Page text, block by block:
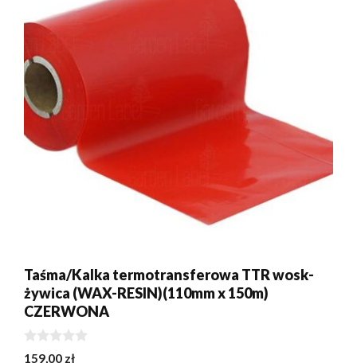
Taśma/Kalka termotransferowa TTR wosk-
żywica (WAX-RESIN)(110mm x 150m)
CZERWONA
0
159,00 zł